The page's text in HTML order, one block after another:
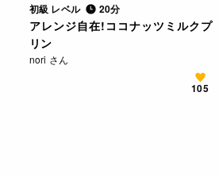
初級 レベル 20分
アレンジ自在!ココナッツミルクプ
リン
nori さん
105